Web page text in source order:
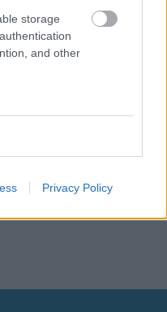
storage
and other
Privacy Policy